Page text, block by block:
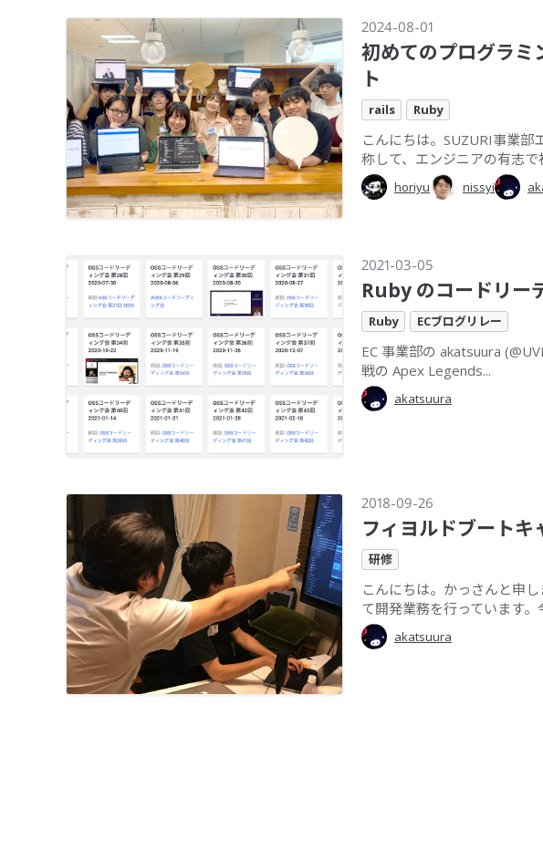
2024-08-01
初めてのプログラ
ト
rails Ruby
こんにちは。SUZURI事業
称して、エンジニアの有志
horiyu nissyi
2021-03-05
Ruby のコードリー
Ruby ECブログリレー
EC 事業部の akatsuura
戦の Apex Legends...
akatsuura
2018-09-26
フィヨルドブートキ
研修
こんにちは。かっさんと申
て開発業務を行っています
akatsuura